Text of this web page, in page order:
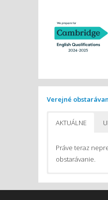
Verejné
AKTUÁLNE
Práve teraz
obstarávanie.